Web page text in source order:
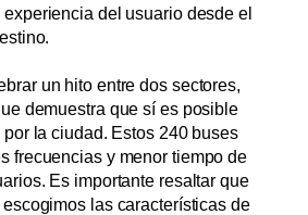
del usuario desde el
un hito entre dos sectores,
demuestra que sí es posible
la ciudad. Estos 240 buses
frecuencias y menor tiempo de
Es importante resaltar que
las características de